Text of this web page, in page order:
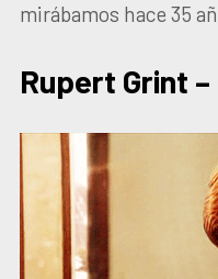
mirábamos hace 35
Rupert Grint